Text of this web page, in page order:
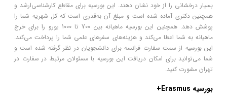
بسیار درخشانی را از خود نشان دهند. این بورسیه برای مقاطع کارشناسی‌ارشد و
همچنین دکتری آماده شده است و مبلغ آن به‌قدری است که کل شهریه شما را
پوشش دهد. همچنین این بورسیه ماهیانه بین 700 تا 1000 یورو را برای خرج
ماهیانه به شما اعطا می‌کند و هزینه‌های سفرهای علمی شما را پرداخت می‌کند.
این بورسیه از سمت سفارت فرانسه برای دانشجویان در نظر گرفته شده است و
شما می‌توانید برای امکان دریافت این بورسیه با مسئولان مرتبط در سفارت در
تهران مشورت کنید.
بورسیه Erasmus+